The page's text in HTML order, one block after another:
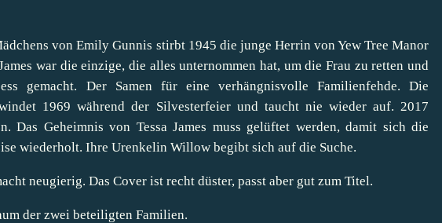
von Emily Gunnis stirbt 1945 die junge Herrin von Yew Tree Manor
war die einzige, die alles unternommen hat, um die Frau zu retten und
gemacht. Der Samen für eine verhängnisvolle Familienfehde. Die
1969 während der Silvesterfeier und taucht nie wieder auf. 2017
Das Geheimnis von Tessa James muss gelüftet werden, damit sich die
wiederholt. Ihre Urenkelin Willow begibt sich auf die Suche.
neugierig. Das Cover ist recht düster, passt aber gut zum Titel.
der zwei beteiligten Familien.